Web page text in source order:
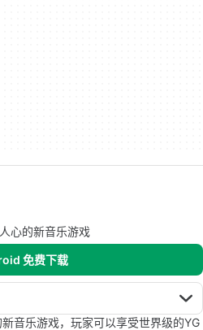
心的新音乐游戏
免费下载
音乐游戏，玩家可以享受世界级的YG